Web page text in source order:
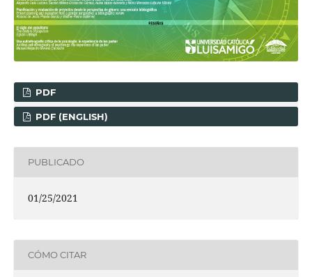
PDF
PDF (ENGLISH)
PUBLICADO
01/25/2021
CÓMO CITAR